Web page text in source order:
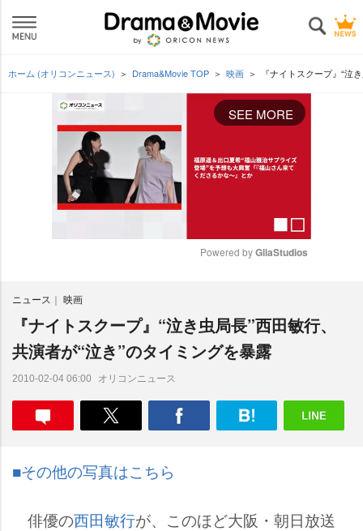
ホーム (オリコンニュース) Drama&Movie TOP 映画 『ナイトスクープ』“泣
SEE MORE
t
e
Powered by GliaStudios
ニュース 映画
『ナイトスクープ』“泣き虫局長”西田敏行、
共演者が“泣き”のタイミングを暴露
2010-02-04 06:00 オリコンニュース
■その他の写真はこちら
俳優の西田敏行が、このほど大阪・朝日放送